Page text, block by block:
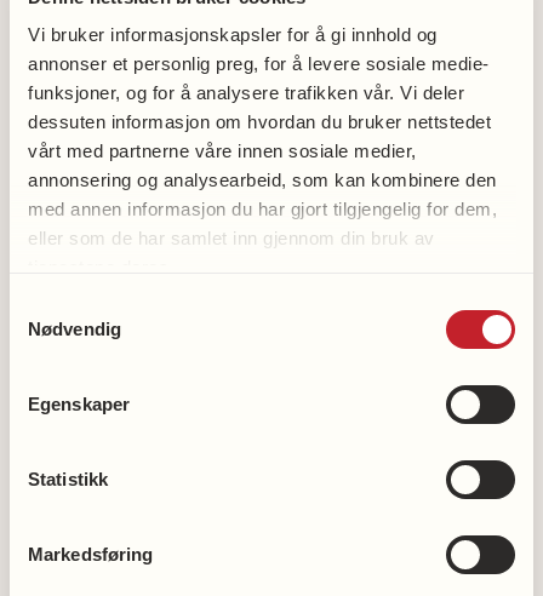
Vi bruker informasjonskapsler for å gi innhold og
annonser et personlig preg, for å levere sosiale medie-
funksjoner, og for å analysere trafikken vår. Vi deler
dessuten informasjon om hvordan du bruker nettstedet
vårt med partnerne våre innen sosiale medier,
annonsering og analysearbeid, som kan kombinere den
med annen informasjon du har gjort tilgjengelig for dem,
eller som de har samlet inn gjennom din bruk av
Nødvendig
Egenskaper
Statistikk
Markedsføring
90055221
Bli medlem
Støtt hjerteforskningen
Støtt demensforskningen
Vipps en gave til demensforskningen: 2216
Nasjonalforeningens hjertelinje